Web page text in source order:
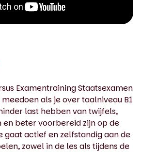
/ 2:02
Examentraining Staatsexamen
als je over taalniveau B1
last hebben van twijfels,
beter voorbereid zijn op de
gaat actief en zelfstandig aan de
zowel in de les als tijdens de